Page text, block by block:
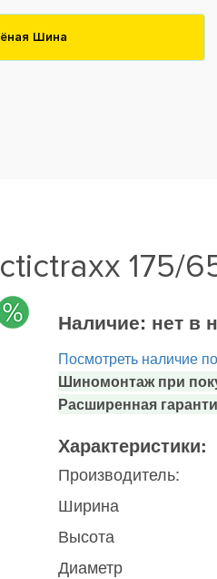
Шина
175/
Наличие: нет в
Посмотреть наличие
Шиномонтаж при
Расширенная
Характеристики:
Производитель:
Ширина
Высота
Диаметр